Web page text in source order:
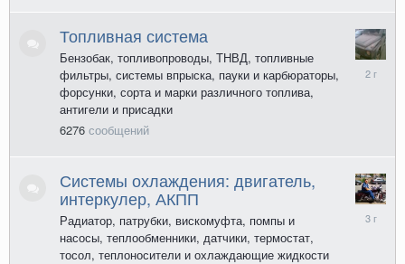
Топливная система
Бензобак, топливопроводы, ТНВД, топливные
фильтры, системы впрыска, пауки и карбюраторы,
форсунки, сорта и марки различного топлива,
антигели и присадки
6276 сообщений
17
июня
Системы охлаждения: двигатель,
интеркулер, АКПП
Радиатор, патрубки, вискомуфта, помпы и
насосы, теплообменники, датчики, термостат,
тосол, теплоносители и охлаждающие жидкости
июня